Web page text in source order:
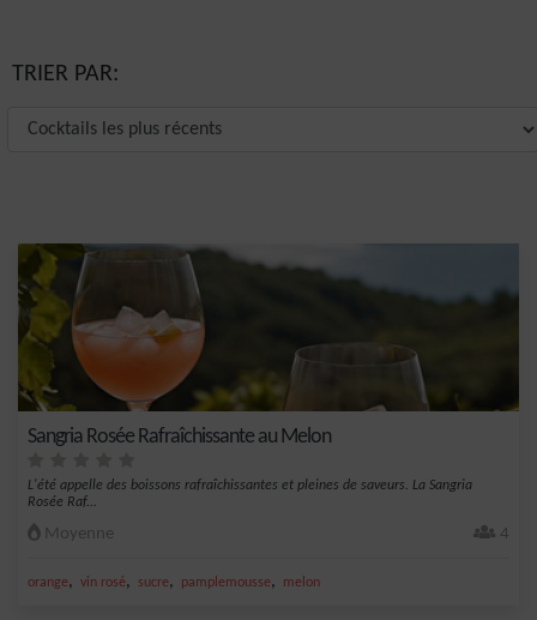
TRIER PAR:
Sangria Rosée Rafraîchissante au Melon
L'été appelle des boissons rafraîchissantes et pleines de saveurs. La Sangria
Rosée Raf...
Moyenne 4
orange, vin rosé, sucre, pamplemousse, melon